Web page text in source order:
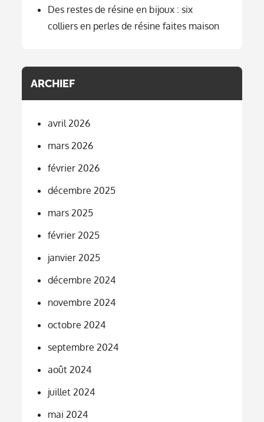
Des restes de résine en bijoux : six
colliers en perles de résine faites maison
ARCHIEF
avril 2026
mars 2026
février 2026
décembre 2025
mars 2025
février 2025
janvier 2025
décembre 2024
novembre 2024
octobre 2024
septembre 2024
août 2024
juillet 2024
mai 2024